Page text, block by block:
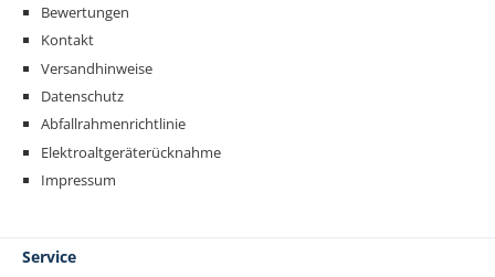
Bewertungen
Kontakt
Versandhinweise
Datenschutz
Abfallrahmenrichtlinie
Elektroaltgeräterücknahme
Impressum
Service